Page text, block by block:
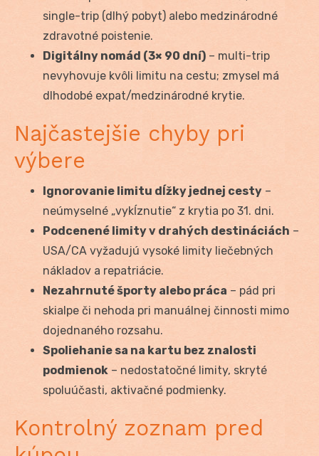
single-trip (dlhý pobyt) alebo medzinárodné
zdravotné poistenie.
Digitálny nomád (3× 90 dní) – multi-trip
nevyhovuje kvôli limitu na cestu; zmysel má
dlhodobé expat/medzinárodné krytie.
Najčastejšie chyby pri
výbere
Ignorovanie limitu dĺžky jednej cesty –
neúmyselné „vykĺznutie“ z krytia po 31. dni.
Podcenené limity v drahých destináciách –
USA/CA vyžadujú vysoké limity liečebných
nákladov a repatriácie.
Nezahrnuté športy alebo práca – pád pri
skialpe či nehoda pri manuálnej činnosti mimo
dojednaného rozsahu.
Spoliehanie sa na kartu bez znalosti
podmienok – nedostatočné limity, skryté
spoluúčasti, aktivačné podmienky.
Kontrolný zoznam pred